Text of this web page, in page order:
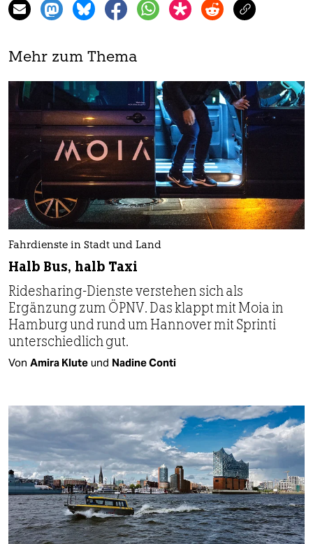
Mehr zum Thema
Fahrdienste in Stadt und Land
Halb Bus, halb Taxi
Ridesharing-Dienste verstehen sich als
Ergänzung zum ÖPNV. Das klappt mit Moia in
Hamburg und rund um Hannover mit Sprinti
unterschiedlich gut.
Von Amira Klute und Nadine Conti